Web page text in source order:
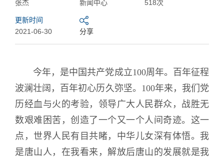
张杰
新闻中心
518次
更新时间
2021-06-30
分享
今年，是中国共产党成立100周年。百年征程
波澜壮阔，百年初心历久弥坚。100年来，我们党
历经血与火的考验，领导广大人民群众，战胜无
数艰难困苦，创造了一个又一个人间奇迹。这一
点，世界人民有目共睹，中华儿女深有体悟。我
是唐山人，在我看来，解放后唐山的发展就是我